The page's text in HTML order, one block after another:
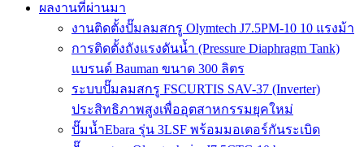
ผลงานที่ผ่านมา
งานติดตั้งปั๊มลมสกรู Olymtech J7.5PM-10 10 แรงม้า
การติดตั้งถังแรงดันน้ำ (Pressure Diaphragm Tank)
แบรนด์ Bauman ขนาด 300 ลิตร
ระบบปั๊มลมสกรู FSCURTIS SAV-37 (Inverter)
ประสิทธิภาพสูงเพื่ออุตสาหกรรมยุคใหม่
ปั๊มน้ำEbara รุ่น 3LSF พร้อมมอเตอร์กันระเบิด